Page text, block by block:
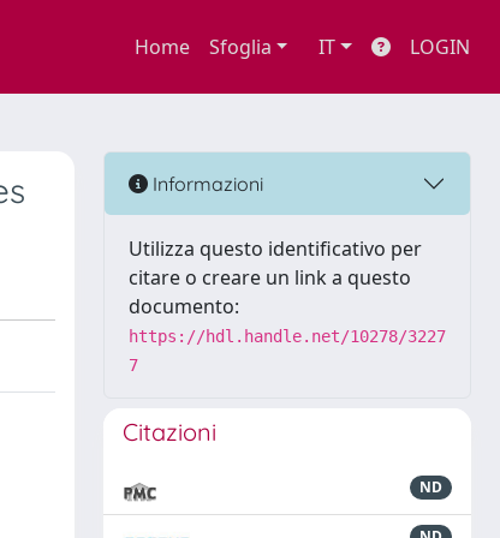
Home Sfoglia IT LOGIN
Informazioni
Utilizza questo identificativo per
citare o creare un link a questo
documento:
https://hdl.handle.net/10278/3227
7
Citazioni
ND